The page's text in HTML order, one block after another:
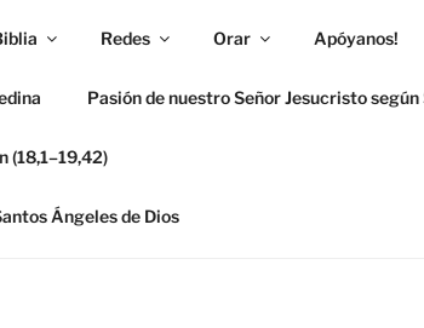
Redes Orar Apóyanos!
Pasión de nuestro Señor Jesucristo
(18,1–19,42)
Ángeles de Dios